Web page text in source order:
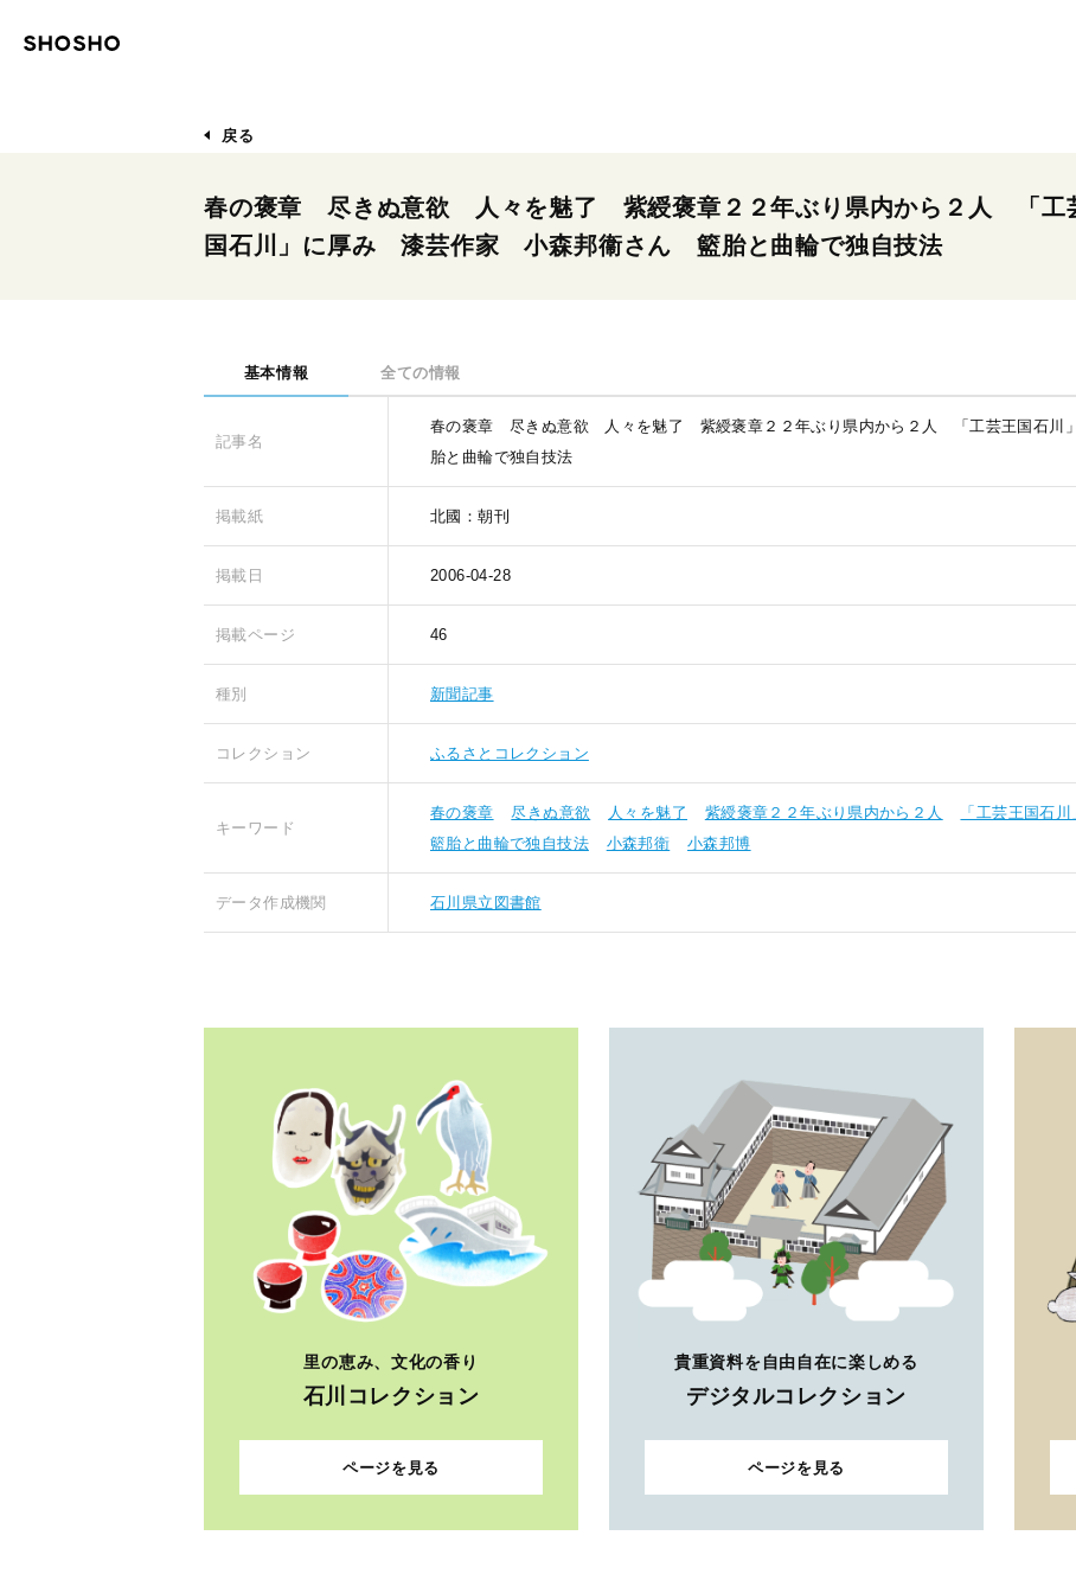
戻る
春の褒章 尽きぬ意欲 人々を魅了 紫綬褒章２２年ぶり県内から２人 「工
国石川」に厚み 漆芸作家 小森邦衞さん 籃胎と曲輪で独自技法
基本情報 全ての情報
記事名
春の褒章 尽きぬ意欲 人々を魅了 紫綬褒章２２年ぶり県内から２人 「工芸王国石
胎と曲輪で独自技法
掲載紙 北國：朝刊
掲載日 2006-04-28
掲載ページ 46
種別 新聞記事
コレクション ふるさとコレクション
キーワード
春の褒章 尽きぬ意欲 人々を魅了 紫綬褒章２２年ぶり県内から２人 「工芸王国石
籃胎と曲輪で独自技法
小森邦衛 小森邦博
データ作成機関 石川県立図書館
里の恵み、文化の香り
石川コレクション
ページを見る
貴重資料を自由自在に楽しめる
デジタルコレクション
ページを見る